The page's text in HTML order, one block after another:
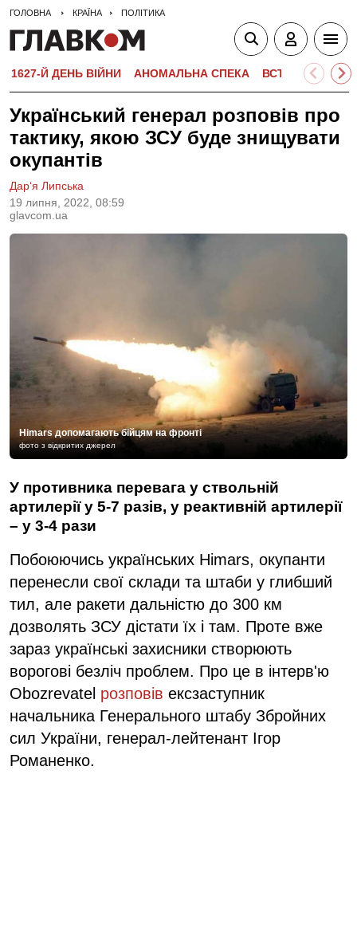
ГОЛОВНА КРАЇНА ПОЛІТИКА
1627-Й ДЕНЬ ВІЙНИ АНОМАЛЬНА СПЕКА ВСТУПНА
Український генерал розповів про
тактику, якою ЗСУ буде знищувати
окупантів
19 липня, 2022, 08:59
glavcom.ua
Дар‘я Липська
Himars допомагають бійцям на фронті
фото з відкритих джерел
У противника перевага у ствольній
артилерії у 5-7 разів, у реактивній артилерії
– у 3-4 рази
Побоюючись українських Himars, окупанти
перенесли свої склади та штаби у глибший
тил, але ракети дальністю до 300 км
дозволять ЗСУ дістати їх і там. Проте вже
зараз українські захисники створюють
ворогові безліч проблем. Про це в інтерв'ю
Obozrevatel розповів ексзаступник
начальника Генерального штабу Збройних
сил України, генерал-лейтенант Ігор
Романенко.